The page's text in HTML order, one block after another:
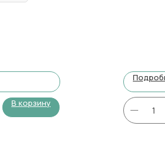
В корзину